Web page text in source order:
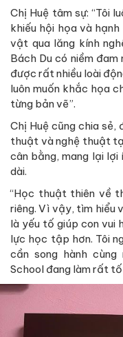
Chị Huệ tâm sự: “Tôi
khiếu hội họa và
vật qua lăng kính
Bách Du có niềm
được rất nhiều loài
luôn muốn khắc họa
từng bản vẽ”.
Chị Huệ cũng chia
thuật và nghệ thuật
cân bằng, mang lại
dài.
“Học thuật thiên về
riêng. Vì vậy, tìm hiểu
là yếu tố giúp con vui
lực học tập hơn. Tôi
cần song hành
School đang làm rất